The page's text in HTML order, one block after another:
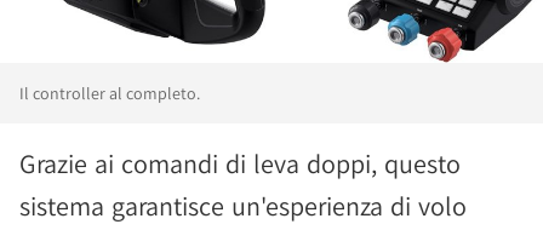
Il controller al completo.
Grazie ai comandi di leva doppi, questo
sistema garantisce un'esperienza di volo